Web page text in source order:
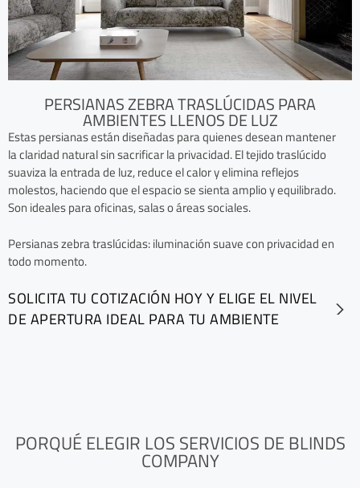
PERSIANAS ZEBRA TRASLÚCIDAS PARA
AMBIENTES LLENOS DE LUZ
Estas persianas están diseñadas para quienes desean mantener
la claridad natural sin sacrificar la privacidad. El tejido traslúcido
suaviza la entrada de luz, reduce el calor y elimina reflejos
molestos, haciendo que el espacio se sienta amplio y equilibrado.
Son ideales para oficinas, salas o áreas sociales.
Persianas zebra traslúcidas: iluminación suave con privacidad en
todo momento.
SOLICITA TU COTIZACIÓN HOY Y ELIGE EL NIVEL
DE APERTURA IDEAL PARA TU AMBIENTE
PORQUÉ ELEGIR LOS SERVICIOS DE BLINDS
COMPANY